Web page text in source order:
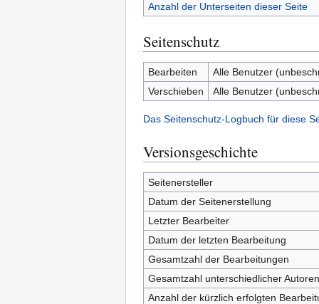
Anzahl der Unterseiten dieser Seite
Seitenschutz
Bearbeiten
Alle Benutzer
Verschieben
Alle Benutzer
Das Seitenschutz-Logbuch für diese
Versionsgeschichte
Seitenersteller
Datum der Seitenerstellung
Letzter Bearbeiter
Datum der letzten Bearbeitung
Gesamtzahl der Bearbeitungen
Gesamtzahl unterschiedlicher Autoren
Anzahl der kürzlich erfolgten